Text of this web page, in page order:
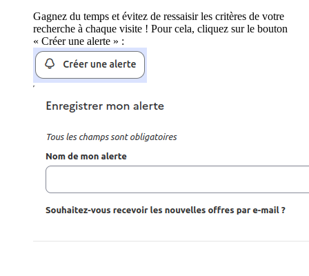
Gagnez du temps et évitez de ressaisir les critères de votre
recherche à chaque visite ! Pour cela, cliquez sur le bouton
« Créer une alerte » :